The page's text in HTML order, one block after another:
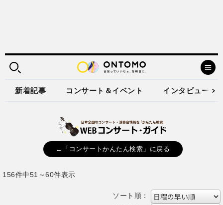
新着記事 コンサート＆イベント インタビュー
←「コンサートかんたん検索」に戻る
156件中51～60件表示
ソート順：